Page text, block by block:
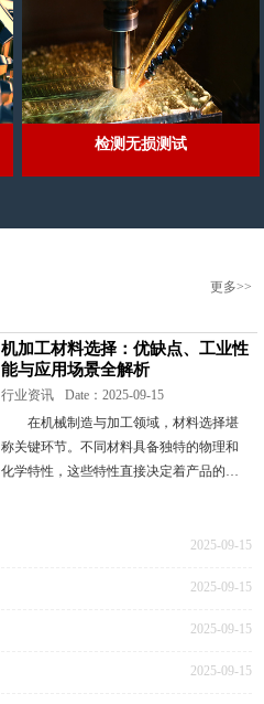
检测无损测试
更多>>
机加工材料选择：优缺点、工业性
能与应用场景全解析
行业资讯
Date：2025-09-15
在机械制造与加工领域，材料选择堪
称关键环节。不同材料具备独特的物理和
化学特性，这些特性直接决定着产品的性
2025-09-15
2025-09-15
2025-09-15
2025-09-15